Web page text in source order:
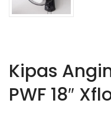
Kipas
PWF 18″